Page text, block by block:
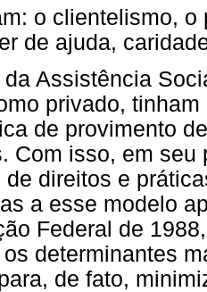
o clientelismo, o
de ajuda,
Assistência
privado,
de provimento
Com isso, em
de direitos e
a esse modelo
Federal de
determinantes
de fato,